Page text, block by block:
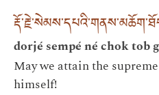
dorjé sempé né chok tob
May we attain the
himself!